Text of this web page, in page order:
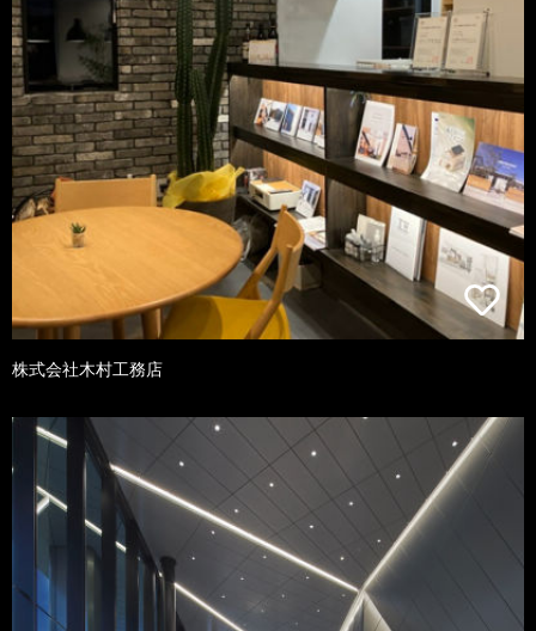
株式会社木村工務店